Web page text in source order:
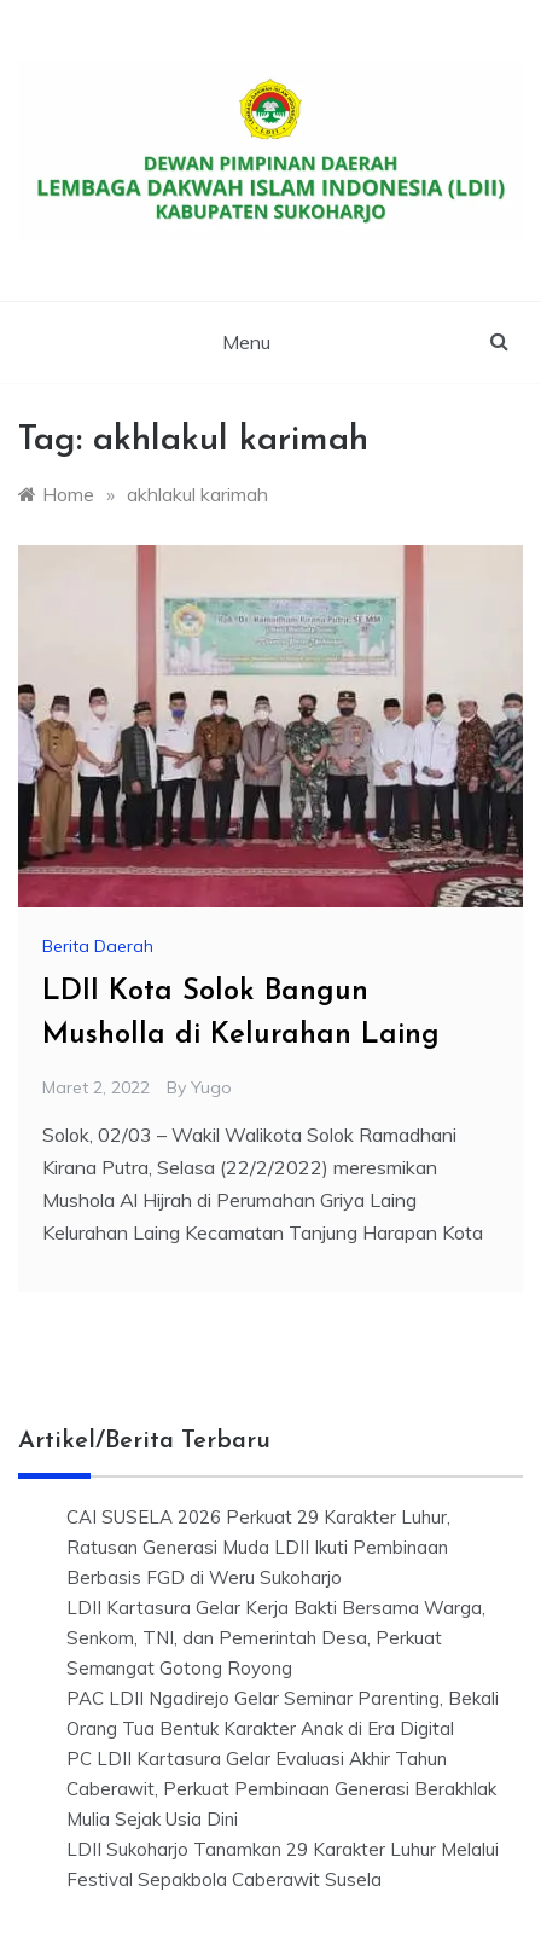
Menu
Tag: akhlakul karimah
Home » akhlakul karimah
Berita Daerah
LDII Kota Solok Bangun
Musholla di Kelurahan Laing
Maret 2, 2022 By Yugo
Solok, 02/03 – Wakil Walikota Solok Ramadhani
Kirana Putra, Selasa (22/2/2022) meresmikan
Mushola Al Hijrah di Perumahan Griya Laing
Kelurahan Laing Kecamatan Tanjung Harapan Kota
Artikel/Berita Terbaru
CAI SUSELA 2026 Perkuat 29 Karakter Luhur,
Ratusan Generasi Muda LDII Ikuti Pembinaan
Berbasis FGD di Weru Sukoharjo
LDII Kartasura Gelar Kerja Bakti Bersama Warga,
Senkom, TNI, dan Pemerintah Desa, Perkuat
Semangat Gotong Royong
PAC LDII Ngadirejo Gelar Seminar Parenting, Bekali
Orang Tua Bentuk Karakter Anak di Era Digital
PC LDII Kartasura Gelar Evaluasi Akhir Tahun
Caberawit, Perkuat Pembinaan Generasi Berakhlak
Mulia Sejak Usia Dini
LDII Sukoharjo Tanamkan 29 Karakter Luhur Melalui
Festival Sepakbola Caberawit Susela